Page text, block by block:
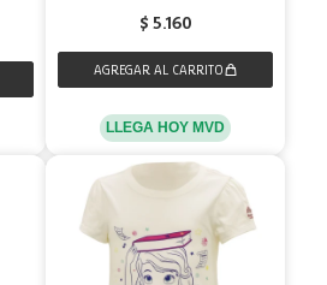
$ 5.160
LLEGA HOY MVD